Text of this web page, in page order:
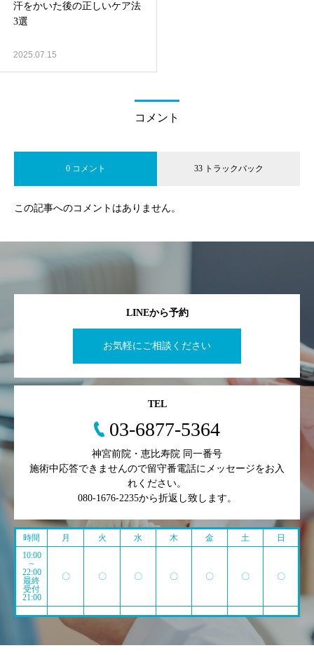
汗をかいた後の正しいケア法
3選
2025.07.15
コメント
0 コメント 33 トラックバック
この記事へのコメントはありません。
LINEから予約
お気軽にご相談ください
TEL
03-6877-5364
神宮前院・恵比寿院 同一番号
施術中応答できませんので留守番電話にメッセージをお入
れください。
080-1676-2235から折返し致します。
時間 月 火 水 木 金 土
日
10:00
~
22:00
最終
受付
21:00
〇 〇 〇 〇 〇 〇 〇